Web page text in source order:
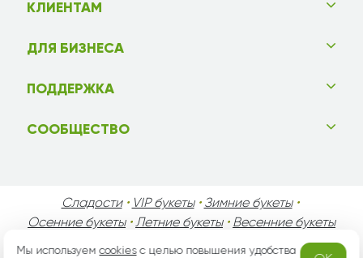
КЛИЕНТАМ
ДЛЯ БИЗНЕСА
ПОДДЕРЖКА
СООБЩЕСТВО
Сладости• VIP букеты• Зимние букеты•
Осенние букеты•Летние букеты• Весенние букеты
День Святого Валентина День Матери•
Мы используемcookiesс целью повышения удобства